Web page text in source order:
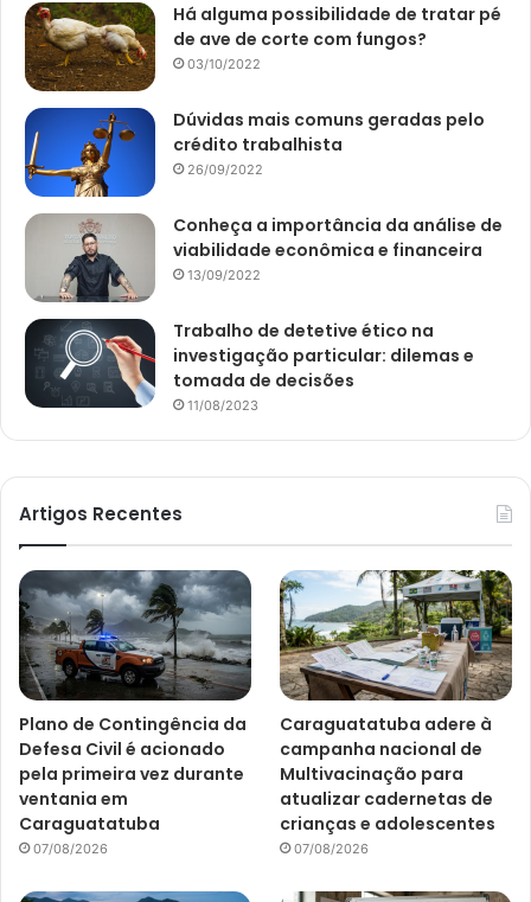
Há alguma possibilidade de tratar pé
de ave de corte com fungos?
03/10/2022
Dúvidas mais comuns geradas pelo
crédito trabalhista
26/09/2022
Conheça a importância da análise de
viabilidade econômica e financeira
13/09/2022
Trabalho de detetive ético na
investigação particular: dilemas e
tomada de decisões
11/08/2023
Artigos Recentes
Plano de Contingência da
Defesa Civil é acionado
pela primeira vez durante
ventania em
Caraguatatuba
07/08/2026
Caraguatatuba adere à
campanha nacional de
Multivacinação para
atualizar cadernetas de
crianças e adolescentes
07/08/2026